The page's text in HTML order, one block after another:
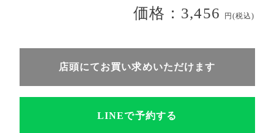
価格：3,456 円(税込)
店頭にてお買い求めいただけます
LINEで予約する